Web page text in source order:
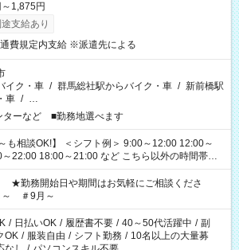
1,875円
支給あり
費規定内支給 ※派遣先による
イク・車 / 群馬総社駅からバイク・車 / 新前橋駅
車 / …
ターなど ■勤務地選べます
シフト例＞ 9:00～12:00 12:00～
18:00～21:00 など こちら以外の時間帯も
談ください！
★勤務開始日や期間はお気軽にご相談くださ
＃9月～
/ 日払いOK / 履歴書不要 / 40～50代活躍中 / 副
OK / 服装自由 / シフト勤務 / 10名以上の大量募